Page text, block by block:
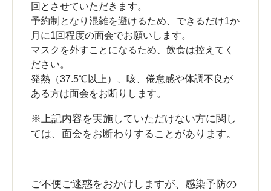
回とさせていただきます。
予約制となり混雑を避けるため、できるだけ1か
月に1回程度の面会でお願いします。
マスクを外すことになるため、飲食は控えてく
ださい。
発熱（37.5℃以上）、咳、倦怠感や体調不良が
ある方は面会をお断りします。
※上記内容を実施していただけない方に関し
ては、面会をお断わりすることがあります。
ご不便ご迷惑をおかけしますが、感染予防の